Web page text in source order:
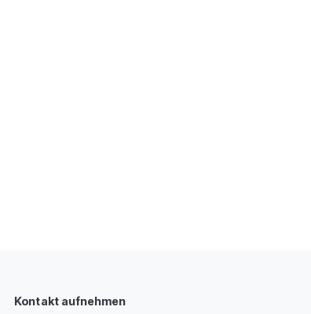
Kontakt aufnehmen